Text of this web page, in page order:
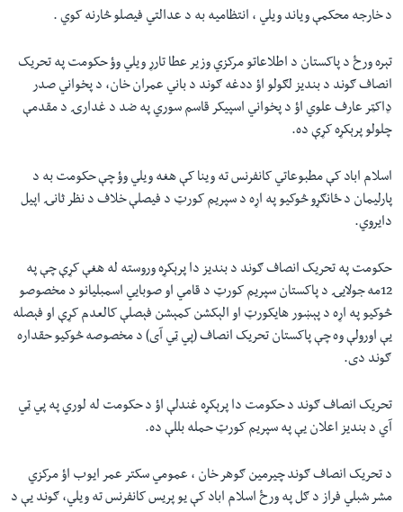
د خارجه محکمې ویاند ویلي ، انتظامیه به د عدالتي فیصلو څارنه کوي .
تېره ورځ د پاکستان د اطلاعاتو مرکزي وزیر عطا تارړ ویلي وؤ حکومت په تحریک
انصاف ګوند د بندیز لګولو اؤ ددغه ګوند د باني عمران خان، د پخواني صدر
ډاکټر عارف علوي اؤ د پخواني اسپیکر قاسم سوري په ضد د غدارۍ د مقدمې
چلولو پرېکړه کړې ده.
اسلام اباد کې مطبوعاتي کانفرنس ته وینا کې هغه ویلي وؤ چې حکومت به د
پارلیمان د ځانګړو څوکیو په اړه د سپریم کورټ د فیصلې خلاف د نظر ثانۍ اپیل
دایروي.
حکومت په تحریک انصاف ګوند د بندیز دا پرېکړه وروسته له هغې کړې چې په
12مه جولايۍ د پاکستان سپريم کورټ د قامي او صوبايي اسمبليانو د مخصوصو
څوکيو په اړه د پېښور هايکورټ او الېکشن کمېشن فېصلې کالعدم کړې او فېصله
یې اورولې وه چې پاکستان تحریک انصاف (پي ټي آی) د مخصوصه څوکيو حقداره
ګوند دی.
تحریک انصاف ګوند د حکومت دا پرېکړه غندلې اؤ د حکومت له لوري په پي ټي
آي د بندیز اعلان یې په سپریم کورټ حمله بللې ده.
د تحریک انصاف ګوند چیرمین ګوهر خان ، عمومي سکتر عمر ایوب اؤ مرکزي
مشر شبلي فراز د ګل په ورځ اسلام اباد کې یو پریس کانفرنس ته ویلي، ګوند یې د